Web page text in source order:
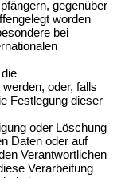
gegenüber
worden
bei
oder, falls
Festlegung dieser
oder Löschung
Daten oder auf
Verantwortlichen
Verarbeitung